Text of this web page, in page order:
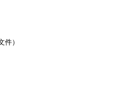
）